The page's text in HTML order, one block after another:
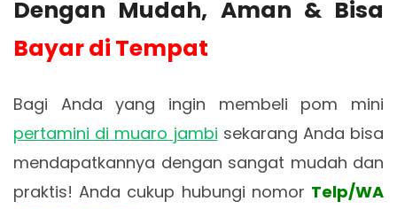
Dengan Mudah, Aman & Bisa
Bayar di Tempat
Bagi Anda yang ingin membeli pom mini
pertamini di muaro jambi sekarang Anda bisa
mendapatkannya dengan sangat mudah dan
praktis! Anda cukup hubungi nomor Telp/WA